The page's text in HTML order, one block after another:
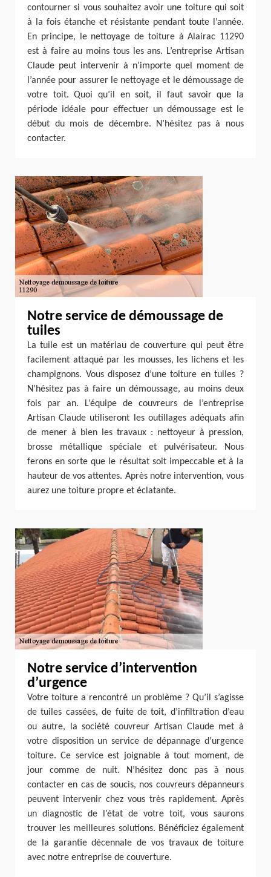
contourner si vous souhaitez avoir une toiture qui soit
à la fois étanche et résistante pendant toute l’année.
En principe, le nettoyage de toiture à Alairac 11290
est à faire au moins tous les ans. L’entreprise Artisan
Claude peut intervenir à n’importe quel moment de
l’année pour assurer le nettoyage et le démoussage de
votre toit. Quoi qu’il en soit, il faut savoir que la
période idéale pour effectuer un démoussage est le
début du mois de décembre. N’hésitez pas à nous
contacter.
Notre service de démoussage de
tuiles
La tuile est un matériau de couverture qui peut être
facilement attaqué par les mousses, les lichens et les
champignons. Vous disposez d’une toiture en tuiles ?
N’hésitez pas à faire un démoussage, au moins deux
fois par an. L’équipe de couvreurs de l’entreprise
Artisan Claude utiliseront les outillages adéquats afin
de mener à bien les travaux : nettoyeur à pression,
brosse métallique spéciale et pulvérisateur. Nous
ferons en sorte que le résultat soit impeccable et à la
hauteur de vos attentes. Après notre intervention, vous
aurez une toiture propre et éclatante.
Notre service d’intervention
d’urgence
Votre toiture a rencontré un problème ? Qu’il s’agisse
de tuiles cassées, de fuite de toit, d’infiltration d’eau
ou autre, la société couvreur Artisan Claude met à
votre disposition un service de dépannage d’urgence
toiture. Ce service est joignable à tout moment, de
jour comme de nuit. N’hésitez donc pas à nous
contacter en cas de soucis, nos couvreurs dépanneurs
peuvent intervenir chez vous très rapidement. Après
un diagnostic de l’état de votre toit, vous saurons
trouver les meilleures solutions. Bénéficiez également
de la garantie décennale de vos travaux de toiture
avec notre entreprise de couverture.